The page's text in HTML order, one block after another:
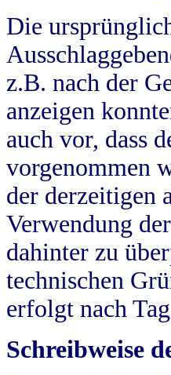
Die
z.B. nach der
anzeigen
auch vor, dass
vorgenommen
der derzeitigen
Verwendung
dahinter zu
technischen
erfolgt nach
Schreibweise